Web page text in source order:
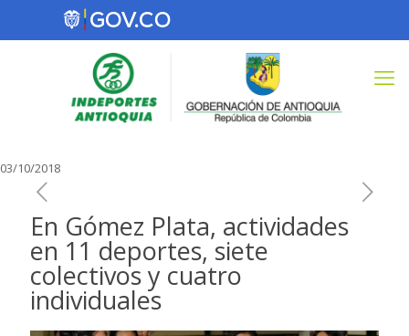
03/10/2018
En Gómez Plata, actividades
en 11 deportes, siete
colectivos y cuatro
individuales